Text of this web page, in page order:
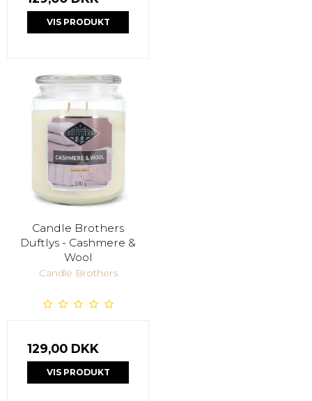
VIS PRODUKT
Candle Brothers
Duftlys - Cashmere &
Wool
Candle Brothers
129,00 DKK
VIS PRODUKT